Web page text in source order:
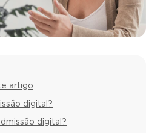
artigo
digital?
digital?